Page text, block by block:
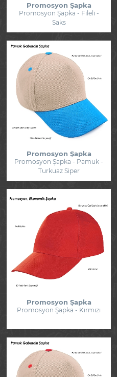
Promosyon Şapka
Promosyon Şapka - Fileli -
Saks
Promosyon Şapka
Promosyon Şapka - Pamuk -
Turkuaz Siper
Promosyon Şapka
Promosyon Şapka - Kırmızı